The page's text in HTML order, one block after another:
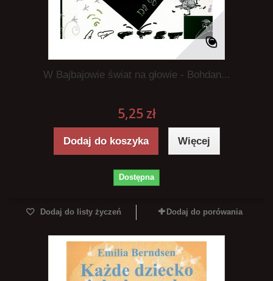
W Bajbajowie świat na głowie - Bohdan...
5,25 zł
Dodaj do koszyka Więcej
Dostępna
Dodaj do listy życzeń Dodaj do porówania